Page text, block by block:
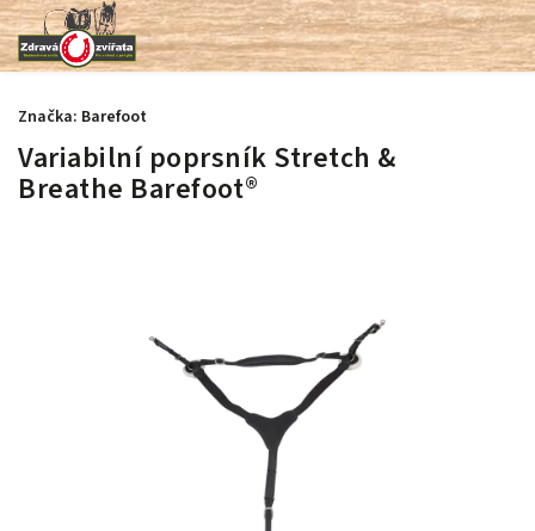
Variabilní poprsník Stretch &
Breathe Barefoot®
Značka: Barefoot